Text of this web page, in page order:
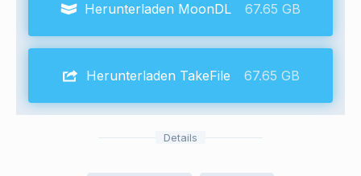
Herunterladen MoonDL 67.65 GB
Herunterladen TakeFile 67.65 GB
Details